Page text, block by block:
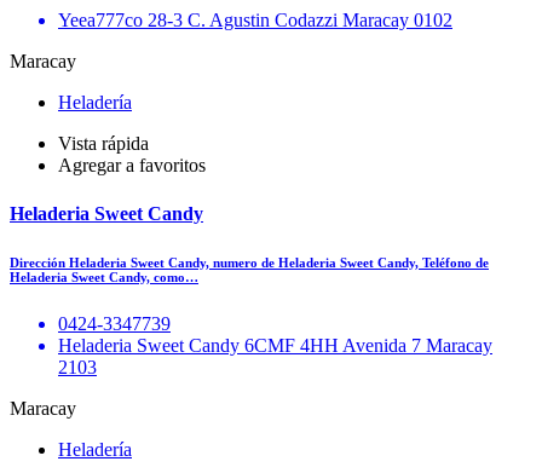
Yeea777co 28-3 C. Agustin Codazzi Maracay 0102
Maracay
Heladería
Vista rápida
Agregar a favoritos
Heladeria Sweet Candy
Dirección Heladeria Sweet Candy, numero de Heladeria Sweet Candy, Teléfono de
Heladeria Sweet Candy, como…
0424-3347739
Heladeria Sweet Candy 6CMF 4HH Avenida 7 Maracay
2103
Maracay
Heladería